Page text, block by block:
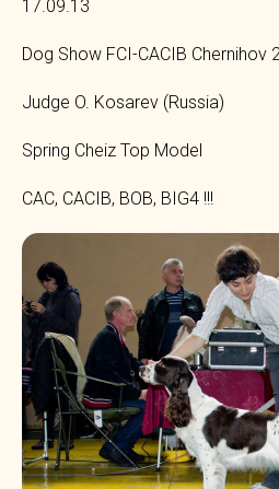
17.09.13
Dog Show FCI-CACIB Chernihov
Judge O. Kosarev (Russia)
Spring Cheiz Top Model
CAC, CACIB, BOB, BIG4 !!!